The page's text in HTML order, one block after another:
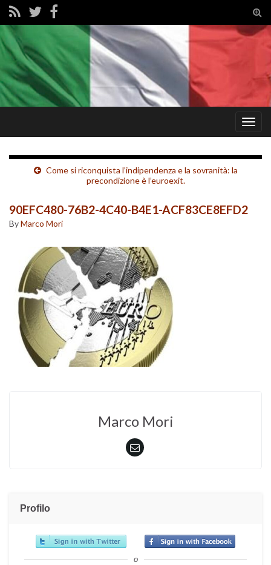
Come si riconquista l’indipendenza e la sovranità: la
precondizione è l’euroexit.
90EFC480-76B2-4C40-B4E1-ACF83CE8EFD2
ByMarco Mori
Marco Mori
Profilo
o